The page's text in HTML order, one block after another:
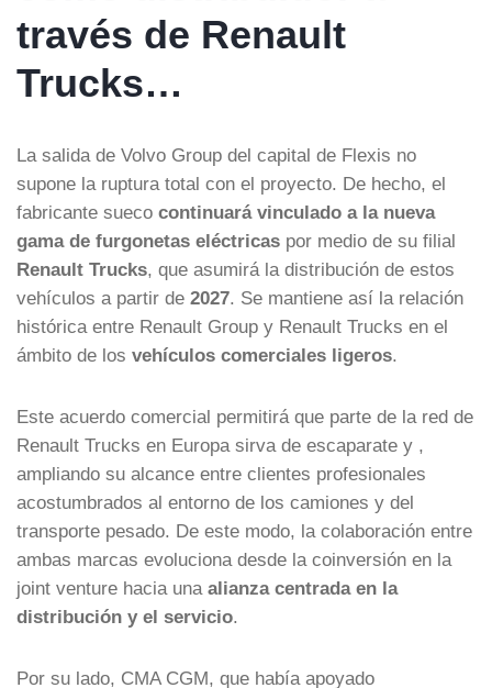
través de Renault
Trucks…
La salida de Volvo Group del capital de Flexis no
supone la ruptura total con el proyecto. De hecho, el
fabricante sueco continuará vinculado a la nueva
gama de furgonetas eléctricas por medio de su filial
Renault Trucks, que asumirá la distribución de estos
vehículos a partir de 2027. Se mantiene así la relación
histórica entre Renault Group y Renault Trucks en el
ámbito de los vehículos comerciales ligeros.
Este acuerdo comercial permitirá que parte de la red de
Renault Trucks en Europa sirva de escaparate y ,
ampliando su alcance entre clientes profesionales
acostumbrados al entorno de los camiones y del
transporte pesado. De este modo, la colaboración entre
ambas marcas evoluciona desde la coinversión en la
joint venture hacia una alianza centrada en la
distribución y el servicio.
Por su lado, CMA CGM, que había apoyado